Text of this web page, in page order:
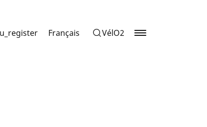
Français VélO2